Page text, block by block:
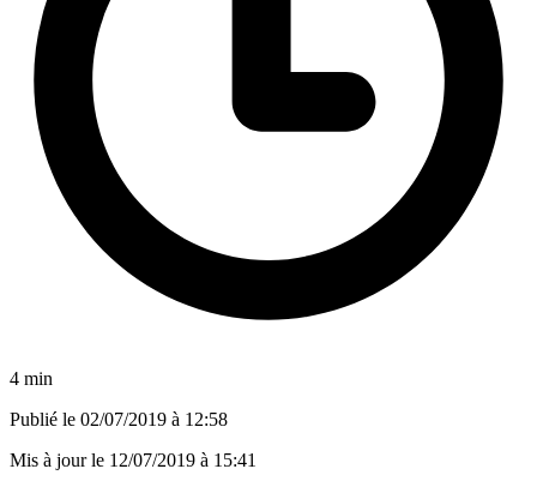
4 min
Publié le 02/07/2019 à 12:58
Mis à jour le 12/07/2019 à 15:41